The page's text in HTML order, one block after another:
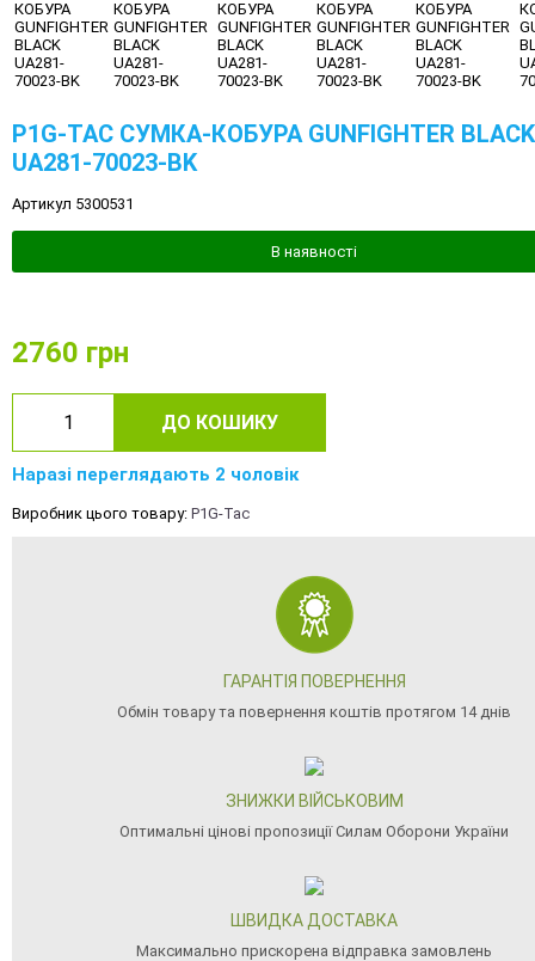
P1G-TAC СУМКА-КОБУРА GUNFIGHTER BLACK
UA281-70023-BK
Артикул 5300531
В наявності
2760 грн
ДО КОШИКУ
Наразі переглядають 2 чоловік
Виробник цього товару: P1G-Tac
ГАРАНТІЯ ПОВЕРНЕННЯ
Обмін товару та повернення коштів протягом 14 днів
ЗНИЖКИ ВІЙСЬКОВИМ
Оптимальні цінові пропозиції Силам Оборони України
ШВИДКА ДОСТАВКА
Максимально прискорена відправка замовлень